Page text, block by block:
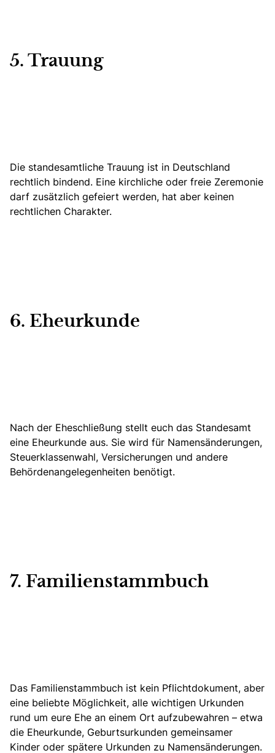
5. Trauung
Die standesamtliche Trauung ist in Deutschland
rechtlich bindend. Eine kirchliche oder freie Zeremonie
darf zusätzlich gefeiert werden, hat aber keinen
rechtlichen Charakter.
6. Eheurkunde
Nach der Eheschließung stellt euch das Standesamt
eine Eheurkunde aus. Sie wird für Namensänderungen,
Steuerklassenwahl, Versicherungen und andere
Behördenangelegenheiten benötigt.
7. Familienstammbuch
Das Familienstammbuch ist kein Pflichtdokument, aber
eine beliebte Möglichkeit, alle wichtigen Urkunden
rund um eure Ehe an einem Ort aufzubewahren – etwa
die Eheurkunde, Geburtsurkunden gemeinsamer
Kinder oder spätere Urkunden zu Namensänderungen.